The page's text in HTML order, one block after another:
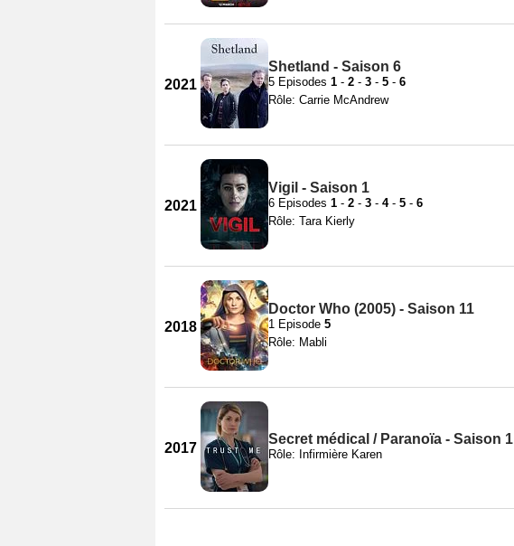
2021
Shetland - Saison 6
5 Episodes 1 - 2 - 3 - 5 - 6
Rôle: Carrie McAndrew
2021
Vigil - Saison 1
6 Episodes 1 - 2 - 3 - 4- 5 - 6
Rôle: Tara Kierly
2018
Doctor Who (2005) - Saison 11
1 Episode 5
Rôle: Mabli
2017
Secret médical / Paranoïa - Saison 1
Rôle: Infirmière Karen